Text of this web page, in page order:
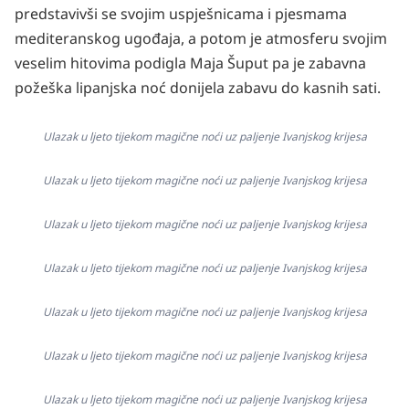
predstavivši se svojim uspješnicama i pjesmama
mediteranskog ugođaja, a potom je atmosferu svojim
veselim hitovima podigla Maja Šuput pa je zabavna
požeška lipanjska noć donijela zabavu do kasnih sati.
Ulazak u ljeto tijekom magične noći uz paljenje Ivanjskog krijesa
Ulazak u ljeto tijekom magične noći uz paljenje Ivanjskog krijesa
Ulazak u ljeto tijekom magične noći uz paljenje Ivanjskog krijesa
Ulazak u ljeto tijekom magične noći uz paljenje Ivanjskog krijesa
Ulazak u ljeto tijekom magične noći uz paljenje Ivanjskog krijesa
Ulazak u ljeto tijekom magične noći uz paljenje Ivanjskog krijesa
Ulazak u ljeto tijekom magične noći uz paljenje Ivanjskog krijesa